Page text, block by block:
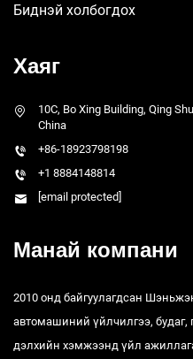
Биднэй холбогдох
Хаяг
10C, Bo Xing Building, Qing
China
+86-18923798198
+1 8884148814
[email protected]
Манай компани
2010 онд байгуулагдсан
автомашиний үйлчилгээ, будаг,
дэлхийн хэмжээнд үйл